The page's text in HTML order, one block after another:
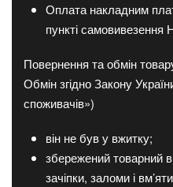
Оплата накладним
пункті
Повернення та обмін
Обмін згідно Закону
споживачів»)
він не був у вжитку;
збережений товарний
зачіпки, заломи і